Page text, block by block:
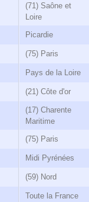
(71) Saône et
Loire
Picardie
(75) Paris
Pays de la Loire
(21) Côte d'or
(17) Charente
Maritime
(75) Paris
Midi Pyrénées
(59) Nord
Toute la France